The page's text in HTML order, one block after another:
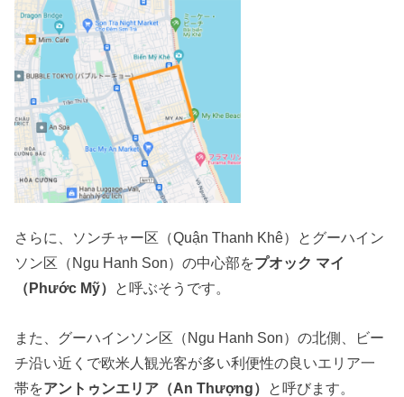
さらに、ソンチャー区（Quận Thanh Khê）とグーハイン
ソン区（Ngu Hanh Son）の中心部をプオック マイ
（Phước Mỹ） と呼ぶそうです。
また、グーハインソン区（Ngu Hanh Son）の北側、ビー
チ沿い近くで欧米人観光客が多い利便性の良いエリア一
帯をアントゥンエリア（An Thượng） と呼びます。